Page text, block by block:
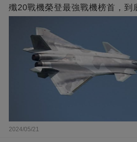
殲20戰機榮登最強戰機榜首，到
2024/05/21